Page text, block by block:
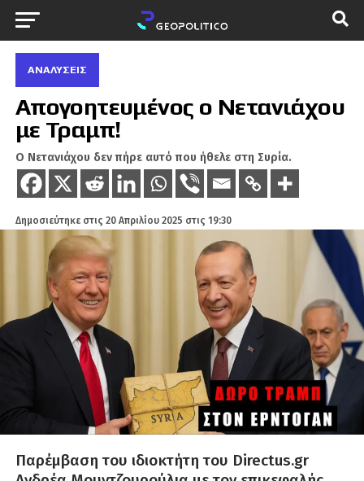
ΑΝΑΛΎΣΕΙΣ
Απογοητευμένος ο Νετανιάχου
με Τραμπ!
Ο Νετανιάχου δεν πήρε αυτό που ήθελε στη Συρία.
Δημοσιεύτηκε στις 20 Απριλίου 2025 στις 19:30
Παρέμβαση του ιδιοκτήτη του Directus.gr